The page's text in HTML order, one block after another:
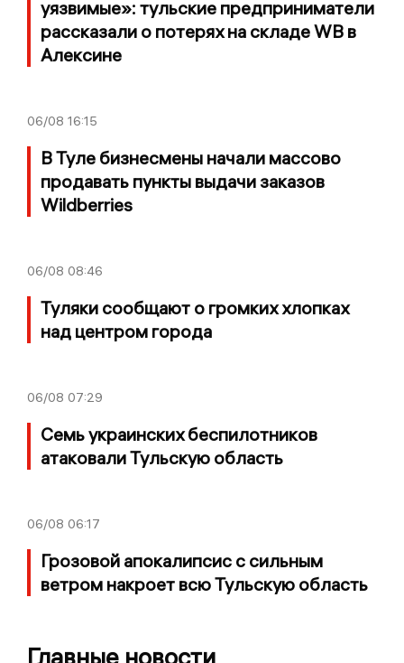
уязвимые»: тульские предприниматели
рассказали о потерях на складе WB в
Алексине
06/08 16:15
В Туле бизнесмены начали массово
продавать пункты выдачи заказов
Wildberries
06/08 08:46
Туляки сообщают о громких хлопках
над центром города
06/08 07:29
Семь украинских беспилотников
атаковали Тульскую область
06/08 06:17
Грозовой апокалипсис с сильным
ветром накроет всю Тульскую область